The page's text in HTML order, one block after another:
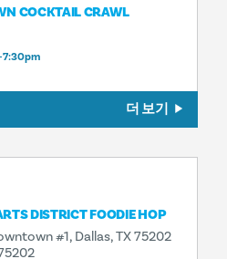
COCKTAIL CRAWL
7:30pm
더 보기
DISTRICT FOODIE HOP
#1, Dallas, TX 75202